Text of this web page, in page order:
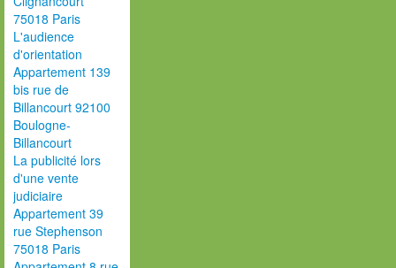
75018 Paris
L'audience
d'orientation
Appartement 139
bis rue de
Billancourt 92100
Boulogne-
Billancourt
La publicité lors
d'une vente
judiciaire
Appartement 39
rue Stephenson
75018 Paris